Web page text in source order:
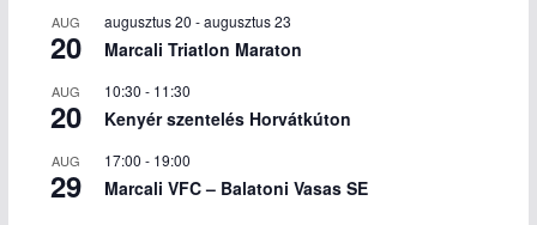
AUG
20
augusztus 20 -augusztus 23
Marcali Triatlon Maraton
AUG
20
10:30 - 11:30
Kenyér szentelés Horvátkúton
AUG
29
17:00 - 19:00
Marcali VFC – Balatoni Vasas SE